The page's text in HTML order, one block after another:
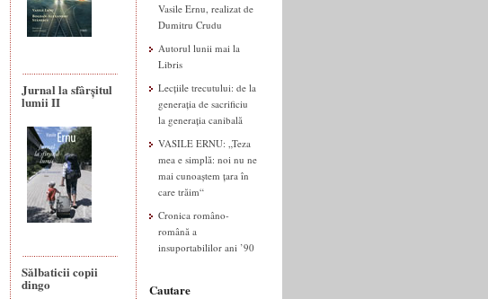
Jurnal la sfârșitul
lumii II
Sălbaticii copii
dingo
Vasile Ernu, realizat de
Dumitru Crudu
Autorul lunii mai la
Libris
Lecțiile trecutului: de la
generația de sacrificiu
la generația canibală
VASILE ERNU: „Teza
mea e simplă: noi nu ne
mai cunoaștem țara în
care trăim“
Cronica româno-
română a
insuportabililor ani ’90
Cautare